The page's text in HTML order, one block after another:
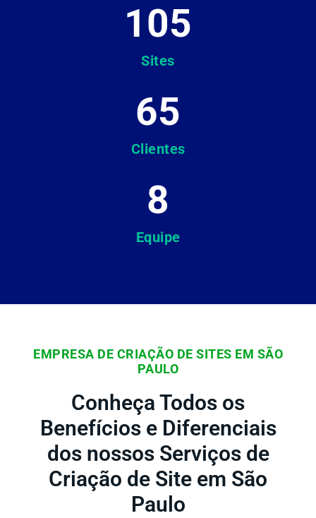
Sites
105
Clientes
65
Equipe
8
EMPRESA DE CRIAÇÃO DE SITES EM SÃO
PAULO
Conheça Todos os
Benefícios e Diferenciais
dos nossos Serviços de
Criação de Site em São
Paulo